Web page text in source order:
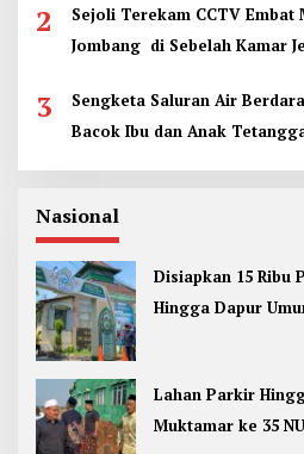
2
Sejoli Terekam CCTV Embat
Jombang di Sebelah Kamar
3
Sengketa Saluran Air
Bacok Ibu dan Anak
Nasional
Disiapkan 15 Ribu
Hingga Dapur
Lahan Parkir
Muktamar ke 35